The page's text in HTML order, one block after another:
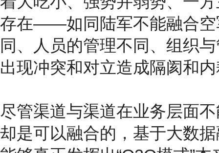
存在——如同陆军不能融合
同、人员的管理不同、组织
出现冲突和对立造成隔阂和
尽管渠道与渠道在业务层面
却是可以融合的，基于大数